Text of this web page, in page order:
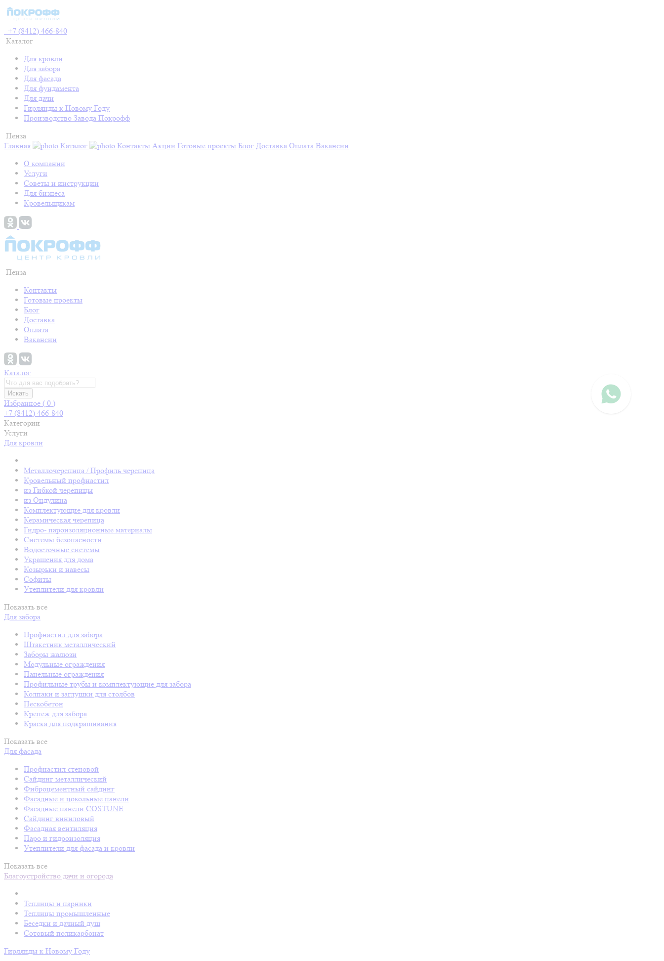
+7 (8412) 466-840
Каталог
Для кровли
Для забора
Для фасада
Для фундамента
Для дачи
Гирлянды к Новому Году
Производство Завода Покрофф
Пенза
Главная
Каталог Контакты Акции Готовые проекты Блог Доставка Оплата Вакансии
О компании
Услуги
Советы и инструкции
Для бизнеса
Кровельщикам
Пенза
Контакты
Готовые проекты
Блог
Доставка
Оплата
Вакансии
Каталог
Искать
Избранное ( 0 )
+7 (8412) 466-840
Категории
Услуги
Для кровли
Металлочерепица / Профиль черепица
Кровельный профнастил
из Гибкой черепицы
из Ондулина
Комплектующие для кровли
Керамическая черепица
Гидро- пароизоляционные материалы
Системы безопасности
Водосточные системы
Украшения для дома
Козырьки и навесы
Софиты
Утеплители для кровли
Показать все
Для забора
Профнастил для забора
Штакетник металлический
Заборы жалюзи
Модульные ограждения
Панельные ограждения
Профильные трубы и комплектующие для забора
Колпаки и заглушки для столбов
Пескобетон
Крепеж для забора
Краска для подкрашивания
Показать все
Для фасада
Профнастил стеновой
Сайдинг металлический
Фиброцементный сайдинг
Фасадные и цокольные панели
Фасадные панели COSTUNE
Сайдинг виниловый
Фасадная вентиляция
Паро и гидроизоляция
Утеплители для фасада и кровли
Показать все
Благоустройство дачи и огорода
Теплицы и парники
Теплицы промышленные
Беседки и дачный душ
Сотовый поликарбонат
Гирлянды к Новому Году